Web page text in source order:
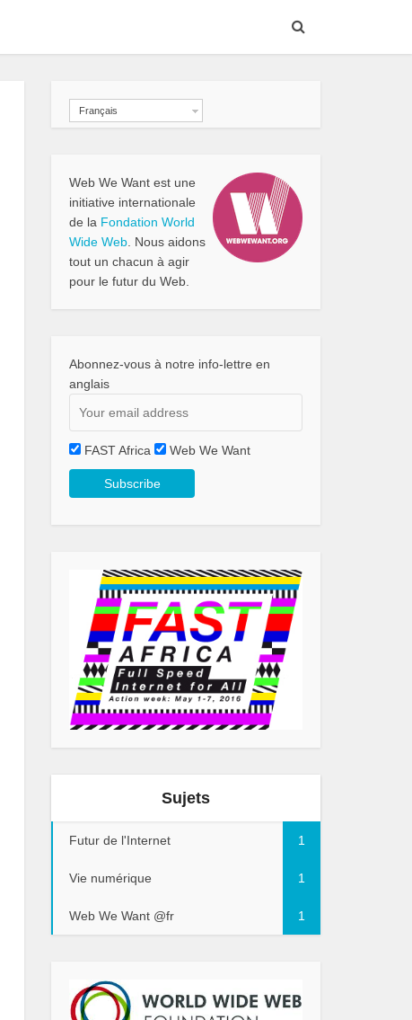
Français
Web We Want est une
initiative internationale
de la Fondation World
Wide Web . Nous aidons
tout un chacun à agir
pour le futur du Web.
Abonnez-vous à notre info-lettre en
anglais
FAST Africa Web We Want
Sujets
Futur de l'Internet 1
Vie numérique 1
Web We Want @fr 1